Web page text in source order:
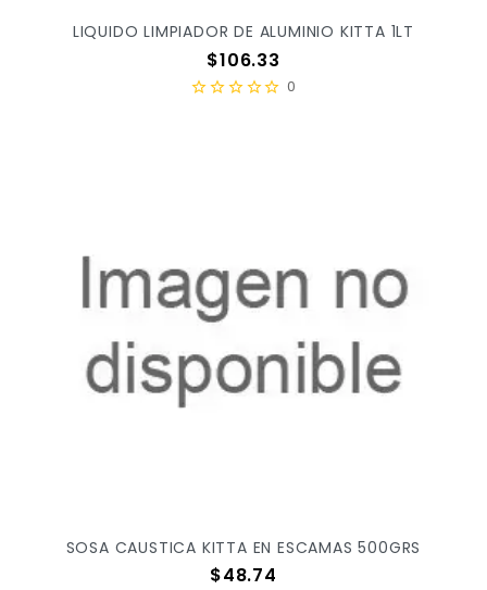
LIQUIDO LIMPIADOR DE ALUMINIO KITTA 1LT
Precio
$106.33
0
SOSA CAUSTICA KITTA EN ESCAMAS 500GRS
Precio
$48.74